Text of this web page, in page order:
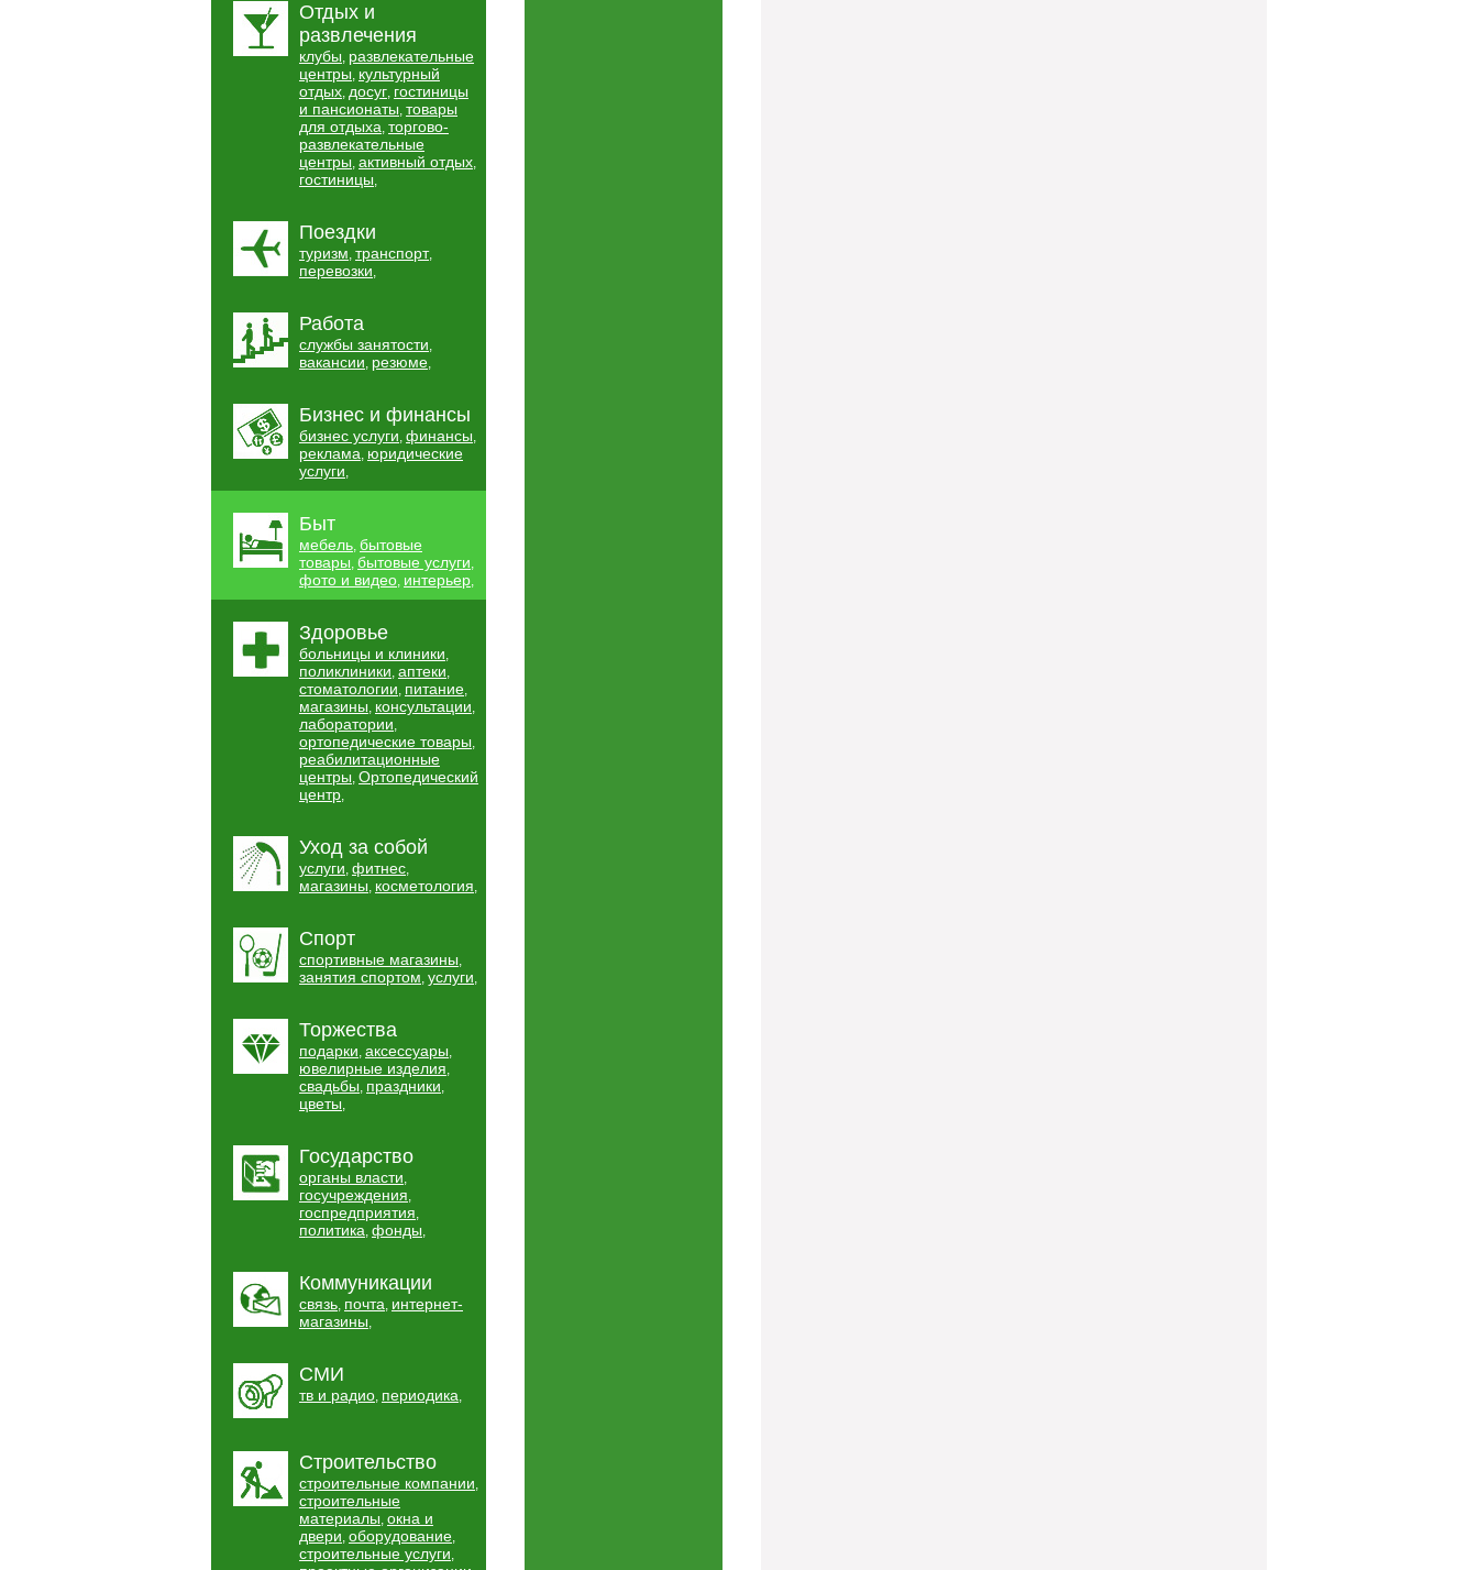
Отдых и
развлечения
клубы, развлекательные
центры, культурный
отдых, досуг, гостиницы
и пансионаты, товары
для отдыха, торгово-
развлекательные
центры, активный отдых,
гостиницы,
Поездки
туризм, транспорт,
перевозки,
Работа
службы занятости,
вакансии, резюме,
Бизнес и финансы
бизнес услуги, финансы,
реклама, юридические
услуги,
Быт
мебель, бытовые
товары, бытовые услуги,
фото и видео, интерьер,
Здоровье
больницы и клиники,
поликлиники, аптеки,
стоматологии, питание,
магазины, консультации,
лаборатории,
ортопедические товары,
реабилитационные
центры, Ортопедический
центр,
Уход за собой
услуги, фитнес,
магазины, косметология,
Спорт
спортивные магазины,
занятия спортом, услуги,
Торжества
подарки, аксессуары,
ювелирные изделия,
свадьбы, праздники,
цветы,
Государство
органы власти,
госучреждения,
госпредприятия,
политика, фонды,
Коммуникации
связь, почта, интернет-
магазины,
СМИ
тв и радио, периодика,
Строительство
строительные компании,
строительные
материалы, окна и
двери, оборудование,
строительные услуги,